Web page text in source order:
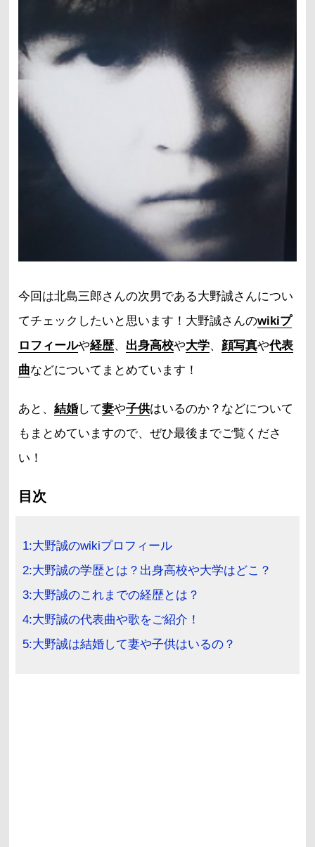
今回は北島三郎さんの次男である大野誠さんについ
てチェックしたいと思います！大野誠さんのwikiプ
ロフィールや経歴、 出身高校や大学、 顔写真や代表
曲などについてまとめています！
あと、 結婚して妻や子供はいるのか？などについて
もまとめていますので、ぜひ最後までご覧くださ
い！
目次
1:大野誠のwikiプロフィール
2:大野誠の学歴とは？出身高校や大学はどこ？
3:大野誠のこれまでの経歴とは？
4:大野誠の代表曲や歌をご紹介！
5:大野誠は結婚して妻や子供はいるの？